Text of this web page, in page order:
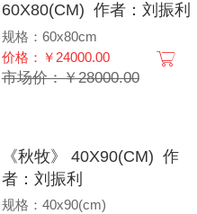
60X80(CM) 作者：刘振利
规格：60x80cm
价格：￥24000.00
市场价：￥28000.00
《秋牧》 40X90(CM) 作
者：刘振利
规格：40x90(cm)